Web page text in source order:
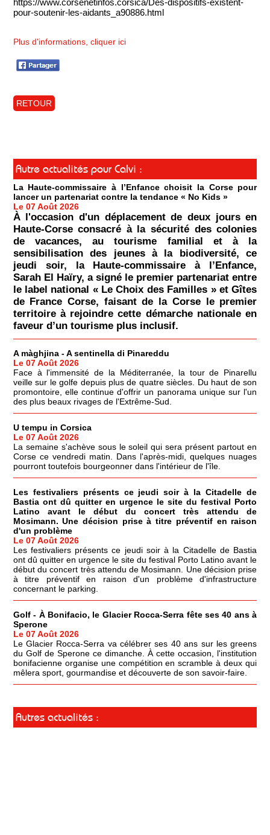
https://www.corsenetinfos.corsica/Des-dispositifs-existent-
pour-soutenir-les-aidants_a90886.html
Plus d'informations, cliquer ici
RETOUR
Autre actualités pour Calvi :
La Haute-commissaire à l’Enfance choisit la Corse pour
lancer un partenariat contre la tendance « No Kids »
Le 07 Août 2026
À l'occasion d'un déplacement de deux jours en
Haute-Corse consacré à la sécurité des colonies
de vacances, au tourisme familial et à la
sensibilisation des jeunes à la biodiversité, ce
jeudi soir, la Haute-commissaire à l’Enfance,
Sarah El Haïry, a signé le premier partenariat entre
le label national « Le Choix des Familles » et Gîtes
de France Corse, faisant de la Corse le premier
territoire à rejoindre cette démarche nationale en
faveur d’un tourisme plus inclusif.
A màghjina - A sentinella di Pinareddu
Le 07 Août 2026
Face à l'immensité de la Méditerranée, la tour de Pinarellu
veille sur le golfe depuis plus de quatre siècles. Du haut de son
promontoire, elle continue d'offrir un panorama unique sur l'un
des plus beaux rivages de l'Extrême-Sud.
U tempu in Corsica
Le 07 Août 2026
La semaine s'achève sous le soleil qui sera présent partout en
Corse ce vendredi matin. Dans l'après-midi, quelques nuages
pourront toutefois bourgeonner dans l'intérieur de l'île.
Les festivaliers présents ce jeudi soir à la Citadelle de
Bastia ont dû quitter en urgence le site du festival Porto
Latino avant le début du concert très attendu de
Mosimann. Une décision prise à titre préventif en raison
d'un problème
Le 07 Août 2026
Les festivaliers présents ce jeudi soir à la Citadelle de Bastia
ont dû quitter en urgence le site du festival Porto Latino avant le
début du concert très attendu de Mosimann. Une décision prise
à titre préventif en raison d'un problème d'infrastructure
concernant le parking.
Golf - À Bonifacio, le Glacier Rocca-Serra fête ses 40 ans à
Sperone
Le 07 Août 2026
Le Glacier Rocca-Serra va célébrer ses 40 ans sur les greens
du Golf de Sperone ce dimanche. À cette occasion, l'institution
bonifacienne organise une compétition en scramble à deux qui
mêlera sport, gourmandise et découverte de son savoir-faire.
Autres actualités :